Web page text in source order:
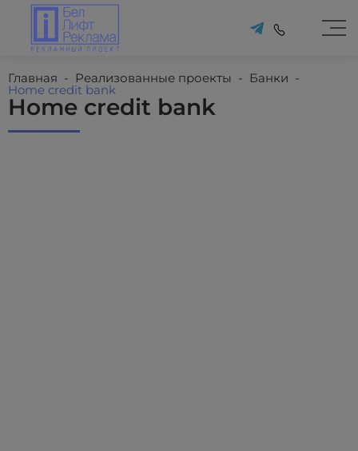
Главная - Реализованные проекты - Банки -
Home credit bank
Home credit bank